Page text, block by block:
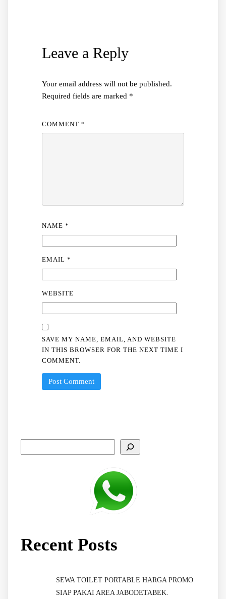
Leave a Reply
Your email address will not be published.
Required fields are marked *
COMMENT *
NAME *
EMAIL *
WEBSITE
SAVE MY NAME, EMAIL, AND WEBSITE
IN THIS BROWSER FOR THE NEXT TIME I
COMMENT.
Recent Posts
SEWA TOILET PORTABLE HARGA PROMO
SIAP PAKAI AREA JABODETABEK.